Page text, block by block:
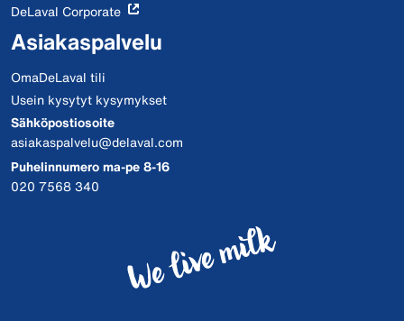
DeLaval Corporate
Asiakaspalvelu
OmaDeLaval tili
Usein kysytyt kysymykset
Sähköpostiosoite
asiakaspalvelu@delaval.com
Puhelinnumero ma-pe 8-16
020 7568 340